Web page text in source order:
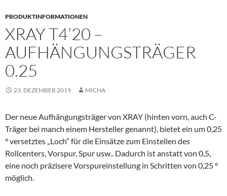
PRODUKTINFORMATIONEN
XRAY T4’20 –
AUFHÄNGUNGSTRÄGER
0.25
23. DEZEMBER 2019 MICHA
Der neue Aufhängungsträger von XRAY (hinten vorn, auch C-
Träger bei manch einem Hersteller genannt), bietet ein um0,25
° versetztes „Loch“ für die Einsätze zum Einstellen des
Rollcenters, Vorspur, Spur usw.. Dadurch ist anstatt von 0,5,
eine noch präzisere Vorspureinstellung in Schritten von 0,25 °
möglich.